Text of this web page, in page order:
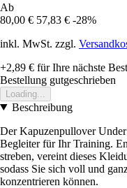
Ab
80,00 € 57,83 € -28%
inkl. MwSt. zzgl.
+2,89 € für Ihre nächste
Bestellung gutgeschrieben
Loading...
Beschreibung
Der Kapuzenpullover
Begleiter für Ihr Training.
streben, vereint dieses
sodass Sie sich voll und
konzentrieren können.